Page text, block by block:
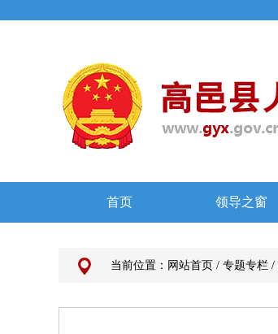
当前位置： 网站首页 / 专题专栏 /